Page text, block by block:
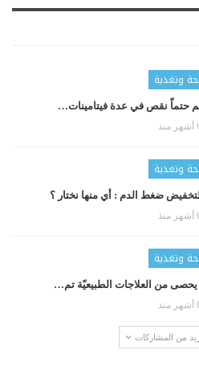
وتغذية
حتماّ نقص في عدة فيتامينات…
وتغذية
ضغط الدم : أي منها نختار ؟
وتغذية
يحصى من العلاجات الطبيعيّة تم…
من المشاركات